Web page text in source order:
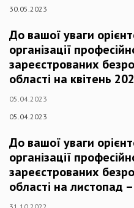
30.05.2023
До вашої уваги
організації
зареєстрованих
області на квітень
05.04.2023
05.04.2023
До вашої уваги
організації
зареєстрованих
області на листопад